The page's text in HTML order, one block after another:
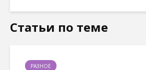
Статьи по теме
РАЗНОЕ